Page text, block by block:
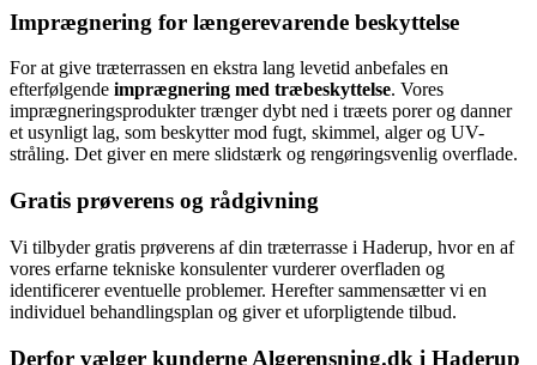
Imprægnering for længerevarende beskyttelse
For at give træterrassen en ekstra lang levetid anbefales en
efterfølgende imprægnering med træbeskyttelse. Vores
imprægneringsprodukter trænger dybt ned i træets porer og danner
et usynligt lag, som beskytter mod fugt, skimmel, alger og UV-
stråling. Det giver en mere slidstærk og rengøringsvenlig overflade.
Gratis prøverens og rådgivning
Vi tilbyder gratis prøverens af din træterrasse i Haderup, hvor en af
vores erfarne tekniske konsulenter vurderer overfladen og
identificerer eventuelle problemer. Herefter sammensætter vi en
individuel behandlingsplan og giver et uforpligtende tilbud.
Derfor vælger kunderne Algerensning.dk i Haderup